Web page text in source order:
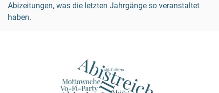
Abizeitungen, was die letzten Jahrgänge so veranstaltet
haben.